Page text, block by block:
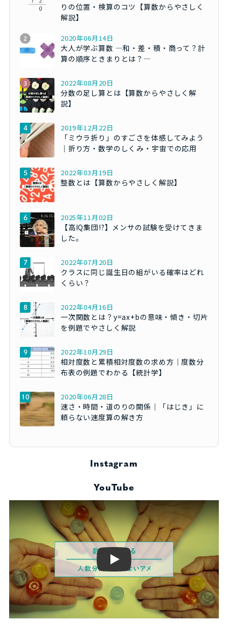
りの位置・検算のコツ【算数からやさしく
解説】
2020年06月14日
大人が学ぶ算数 ―和・差・積・商って？計
算の順序ときまりとは？―
2022年08月20日
分数の足し算とは【算数からやさしく解
説】
2019年12月22日
「ミウラ折り」のすごさを体感してみよう
｜折り方・数学のしくみ・宇宙での応用
2022年03月19日
整数とは【算数からやさしく解説】
2025年11月02日
【高IQ集団!?】メンサの試験を受けてきま
した。
2022年07月20日
クラスに同じ誕生日の組がいる確率はどれ
くらい？
2022年04月16日
一次関数とは？y=ax+bの意味・傾き・切片
を例題でやさしく解説
2022年10月29日
相対度数と累積相対度数の求め方｜度数分
布表の例題でわかる【統計学】
2020年06月28日
速さ・時間・道のりの関係｜「はじき」に
頼らない速度算の解き方
Instagram
YouTube
Play